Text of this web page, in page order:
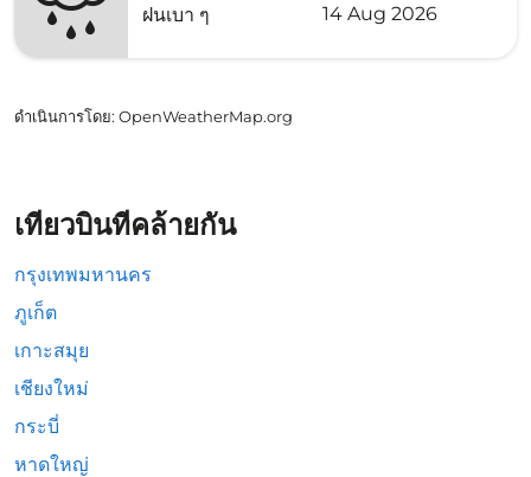
ฝนเบา ๆ
14 Aug 2026
ดำเนินการโดย: OpenWeatherMap.org
เที่ยวบินที่คล้ายกัน
กรุงเทพมหานคร
ภูเก็ต
เกาะสมุย
เชียงใหม่
กระบี่
หาดใหญ่